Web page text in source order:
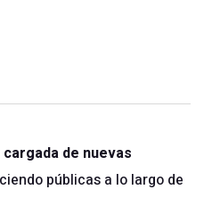
de nuevas
públicas a lo largo de